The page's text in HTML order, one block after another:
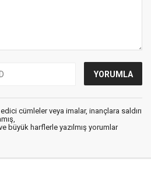
cümleler veya imalar, inançlara saldırı
büyük harflerle yazılmış yorumlar